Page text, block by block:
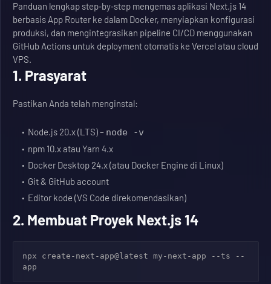
Panduan lengkap step‑by‑step mengemas aplikasi Next.js 14
berbasis App Router ke dalam Docker, menyiapkan konfigurasi
produksi, dan mengintegrasikan pipeline CI/CD menggunakan
GitHub Actions untuk deployment otomatis ke Vercel atau cloud
VPS.
1. Prasyarat
Pastikan Anda telah menginstal:
Node.js 20.x (LTS) – node -v
npm 10.x atau Yarn 4.x
Docker Desktop 24.x (atau Docker Engine di Linux)
Git & GitHub account
Editor kode (VS Code direkomendasikan)
2. Membuat Proyek Next.js 14
npx create-next-app@latest my-next-app --ts --
app